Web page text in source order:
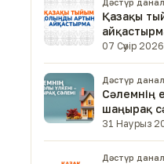
Дәстүр
Қазақы
07 Сәуір 2026
Дәстүр
Сәлемнің
шаңырақ
31 Наурыз
Дәстүр